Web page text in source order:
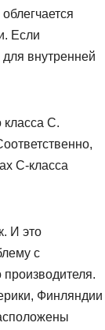
Если
внутренней
класса С.
С-класса
И это
с
Финляндии